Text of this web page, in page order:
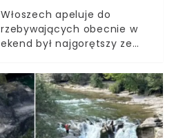
apeluje do
obecnie w
był najgorętszy ze
szaleje antycyklon.
tak wysokie, że mogą
zdrowia, a nawet życia.
wystosowała apel do
Italię.